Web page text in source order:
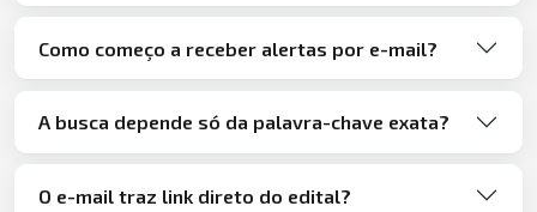
Como começo a receber alertas por e-mail?
A busca depende só da palavra-chave exata?
O e-mail traz link direto do edital?